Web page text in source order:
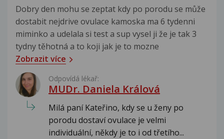
Dobry den mohu se zeptat kdy po porodu se může
dostabit nejdrive ovulace kamoska ma 6 tydenni
miminko a udelala si test a sup vysel ji že je tak 3
tydny těhotná a to koji jak je to mozne
Zobrazit více
Odpovídá lékař:
MUDr. Daniela Králová
Milá paní Kateřino, kdy se u ženy po
porodu dostaví ovulace je velmi
individuální, někdy je to i od třetího...